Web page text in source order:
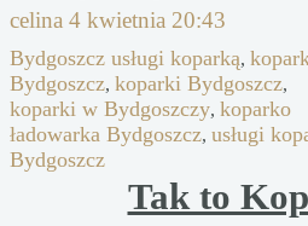
celina 4 kwietnia 20:43
Bydgoszcz usługi koparką,
Bydgoszcz, koparki Bydgoszcz,
koparki w Bydgoszczy, koparko
ładowarka Bydgoszcz, usługi
Bydgoszcz
Tak to